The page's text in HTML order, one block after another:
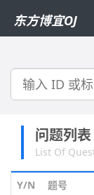
东方博宜OJ
搜
问题列表
List Of
Y/N 题号